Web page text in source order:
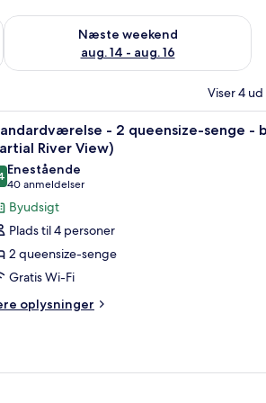
aug. 7 - aug. 9
Næste weekend
aug. 14 - aug. 16
Tjek tilgængelighed for næste weekend
Viser 4
gardiner.
et rundt bord og et behageligt siddeområde.
Et hotelværelse
8
- 2 queensize-senge -
River View)
ud af 10
Enestående
40 anmeldelser
(40
anmeldelser)
Byudsigt
Plads til 4 personer
2 queensize-senge
Gratis Wi-Fi
oplysninger